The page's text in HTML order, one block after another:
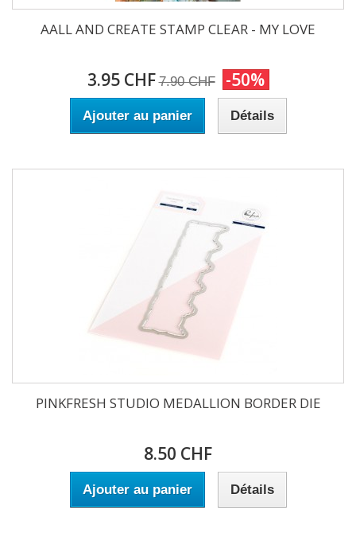
AALL AND CREATE STAMP CLEAR - MY LOVE
3.95 CHF 7.90 CHF -50%
Ajouter au panier Détails
PINKFRESH STUDIO MEDALLION BORDER DIE
8.50 CHF
Ajouter au panier Détails